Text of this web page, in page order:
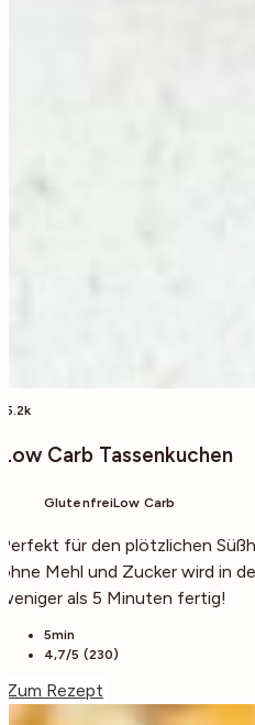
15.2k
Low Carb Tassenkuchen
GlutenfreiLow Carb
Perfekt für den plötzlichen
ohne Mehl und Zucker wird in
weniger als 5 Minuten fertig!
5min
4,7/5 (230)
Zum Rezept